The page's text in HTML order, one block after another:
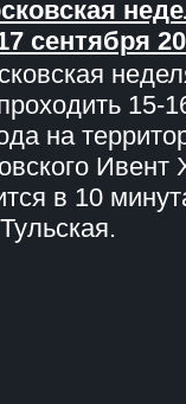
сентября
15-
на
Ивент
в 10